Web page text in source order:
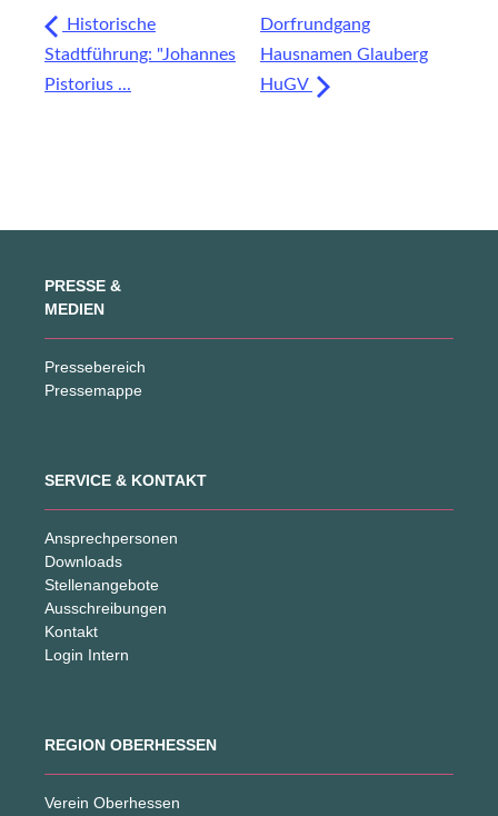
Historische
Stadtführung: "Johannes
Pistorius ...
Dorfrundgang
Hausnamen Glauberg
HuGV
PRESSE &
MEDIEN
Pressebereich
Pressemappe
SERVICE & KONTAKT
Ansprechpersonen
Downloads
Stellenangebote
Ausschreibungen
Kontakt
Login Intern
REGION OBERHESSEN
Verein Oberhessen